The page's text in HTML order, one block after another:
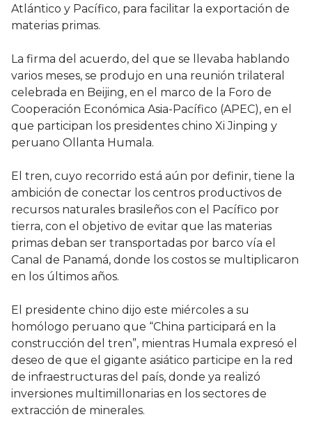
Atlántico y Pacífico, para facilitar la exportación de
materias primas.
La firma del acuerdo, del que se llevaba hablando
varios meses, se produjo en una reunión trilateral
celebrada en Beijing, en el marco de la Foro de
Cooperación Económica Asia-Pacífico (APEC), en el
que participan los presidentes chino Xi Jinping y
peruano Ollanta Humala.
El tren, cuyo recorrido está aún por definir, tiene la
ambición de conectar los centros productivos de
recursos naturales brasileños con el Pacífico por
tierra, con el objetivo de evitar que las materias
primas deban ser transportadas por barco vía el
Canal de Panamá, donde los costos se multiplicaron
en los últimos años.
El presidente chino dijo este miércoles a su
homólogo peruano que “China participará en la
construcción del tren”, mientras Humala expresó el
deseo de que el gigante asiático participe en la red
de infraestructuras del país, donde ya realizó
inversiones multimillonarias en los sectores de
extracción de minerales.